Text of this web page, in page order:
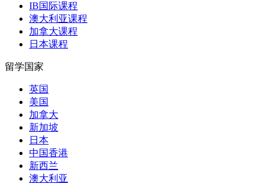
IB国际课程
澳大利亚课程
加拿大课程
日本课程
留学国家
英国
美国
加拿大
新加坡
日本
中国香港
新西兰
澳大利亚